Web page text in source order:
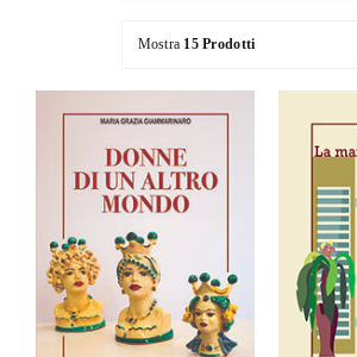
Le Collane
Catalogo
Mostra 15 Prodotti